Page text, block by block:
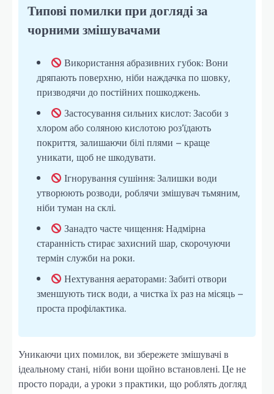
Типові помилки при догляді за
чорними змішувачами
Використання абразивних губок: Вони
дряпають поверхню, ніби наждачка по шовку,
призводячи до постійних пошкоджень.
Застосування сильних кислот: Засоби з
хлором або соляною кислотою роз’їдають
покриття, залишаючи білі плями – краще
уникати, щоб не шкодувати.
Ігнорування сушіння: Залишки води
утворюють розводи, роблячи змішувач тьмяним,
ніби туман на склі.
Занадто часте чищення: Надмірна
старанність стирає захисний шар, скорочуючи
термін служби на роки.
Нехтування аераторами: Забиті отвори
зменшують тиск води, а чистка їх раз на місяць –
проста профілактика.
Уникаючи цих помилок, ви збережете змішувачі в
ідеальному стані, ніби вони щойно встановлені. Це не
просто поради, а уроки з практики, що роблять догляд